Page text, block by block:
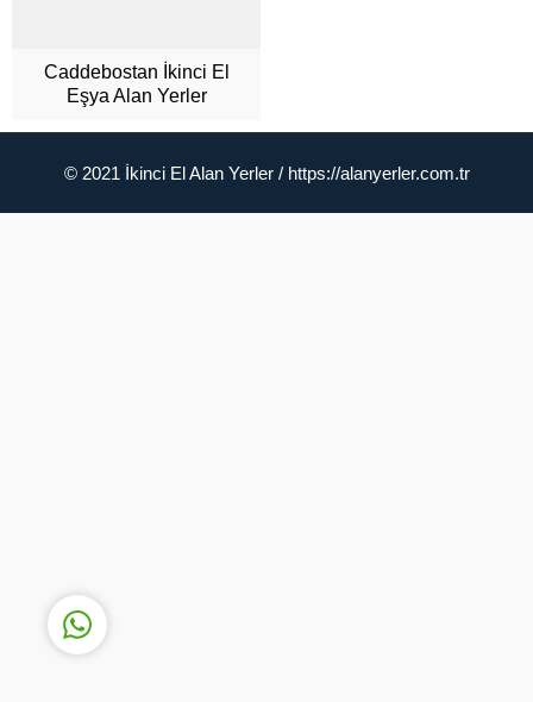
Caddebostan İkinci El
Eşya Alan Yerler
© 2021 İkinci El Alan Yerler / https://alanyerler.com.tr